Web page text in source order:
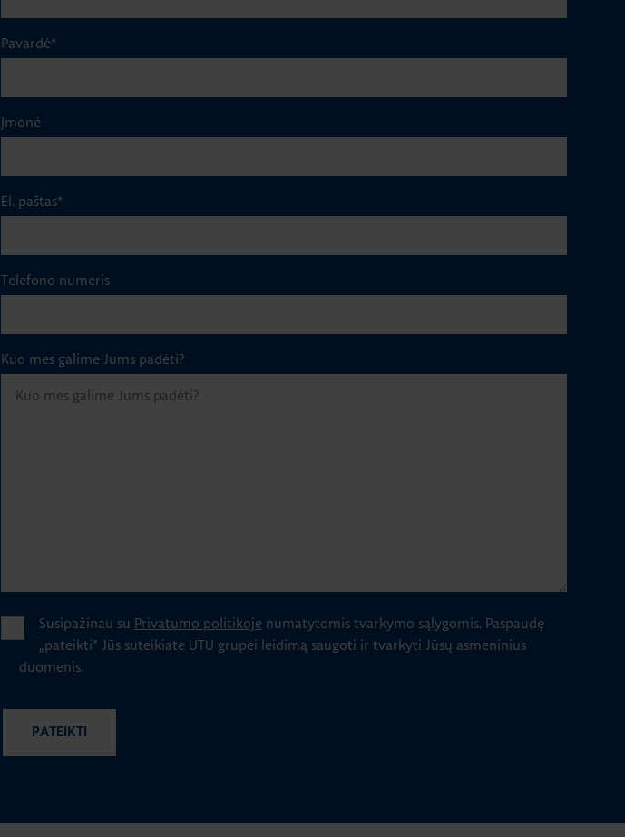
Pavardė*
Įmonė
El. paštas*
Telefono numeris
Kuo mes galime Jums padėti?
Susipažinau su Privatumo politikoje numatytomis tvarkymo sąlygomis. Paspaudę
„pateikti" Jūs suteikiate UTU grupei leidimą saugoti ir tvarkyti Jūsų asmeninius
duomenis.